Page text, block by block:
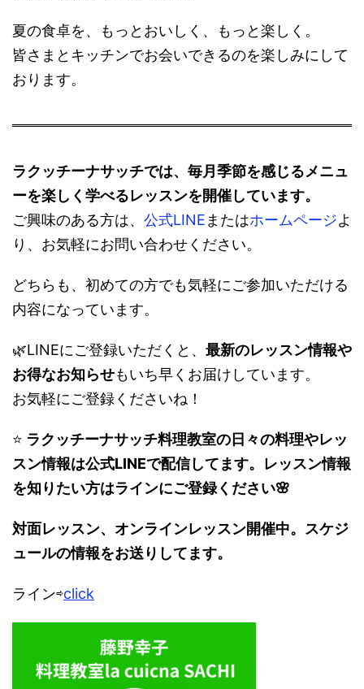
夏の食卓を、もっとおいしく、もっと楽しく。
皆さまとキッチンでお会いできるのを楽しみにして
おります。
ラクッチーナサッチでは、毎月季節を感じるメニュ
ーを楽しく学べるレッスンを開催しています。
ご興味のある方は、 公式LINEまたはホームページよ
り、お気軽にお問い合わせください。
どちらも、初めての方でも気軽にご参加いただける
内容になっています。
🌿LINEにご登録いただくと、 最新のレッスン情報や
お得なお知らせもいち早くお届けしています。
お気軽にご登録くださいね！
⭐️ ラクッチーナサッチ料理教室の日々の料理やレッ
スン情報は公式LINEで配信してます。レッスン情報
を知りたい方はラインにご登録ください🌸
対面レッスン、オンラインレッスン開催中。スケジ
ュールの情報をお送りしてます。
ライン⇨click